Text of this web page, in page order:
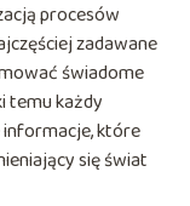
procesów
zadawane
świadome
temu każdy
które
się świat